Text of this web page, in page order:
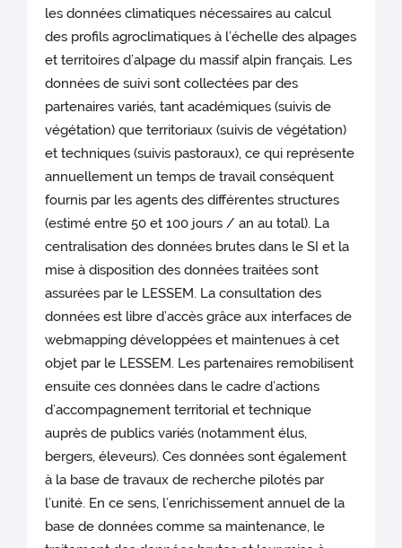
les données climatiques nécessaires au calcul
des profils agroclimatiques à l’échelle des alpages
et territoires d’alpage du massif alpin français. Les
données de suivi sont collectées par des
partenaires variés, tant académiques (suivis de
végétation) que territoriaux (suivis de végétation)
et techniques (suivis pastoraux), ce qui représente
annuellement un temps de travail conséquent
fournis par les agents des différentes structures
(estimé entre 50 et 100 jours / an au total). La
centralisation des données brutes dans le SI et la
mise à disposition des données traitées sont
assurées par le LESSEM. La consultation des
données est libre d’accès grâce aux interfaces de
webmapping développées et maintenues à cet
objet par le LESSEM. Les partenaires remobilisent
ensuite ces données dans le cadre d’actions
d’accompagnement territorial et technique
auprès de publics variés (notamment élus,
bergers, éleveurs). Ces données sont également
à la base de travaux de recherche pilotés par
l’unité. En ce sens, l’enrichissement annuel de la
base de données comme sa maintenance, le